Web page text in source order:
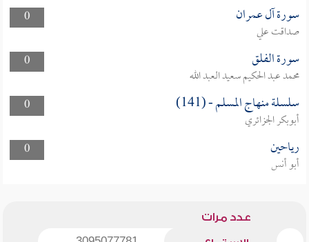
0
سورة آل عمران
صداقت علي
0
سورة الفلق
محمد عبد الحكيم سعيد العبد الله
0
سلسلة منهاج المسلم - (141)
أبوبكر الجزائري
0
رياحين
أبو أنس
عدد مرات